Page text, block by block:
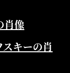
像
キーの肖